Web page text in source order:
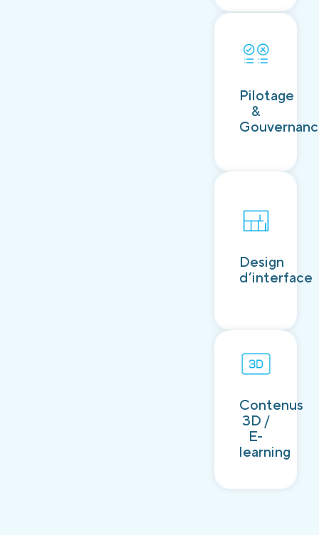
Pilotage
&
Découvrir
Design
d’interface
Contenus
3D /
E-
learning
Découvrir